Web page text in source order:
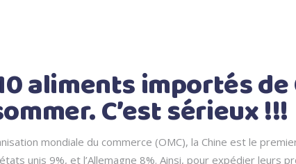
aliments importés
C’est sérieux !!!
mondiale du commerce (OMC), la Chine est le
unis 9%, et l’Allemagne 8%. Ainsi, pour expédier leurs